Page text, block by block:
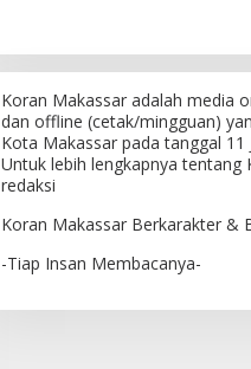
Koran Makassar adalah media
dan offline (cetak/mingguan)
Kota Makassar pada tanggal 11
Untuk lebih lengkapnya tentang
redaksi
Koran Makassar Berkarakter &
-Tiap Insan Membacanya-